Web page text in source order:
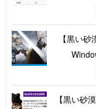
【黒い
【黒い砂